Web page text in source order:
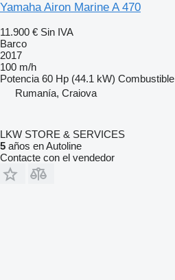
Yamaha Airon Marine A 470
11.900 € Sin IVA
Barco
2017
100 m/h
Potencia 60 Hp (44.1 kW) Combustible
Rumanía, Craiova
LKW STORE & SERVICES
5 años en Autoline
Contacte con el vendedor